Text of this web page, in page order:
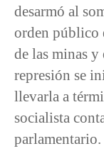
desarmó al
orden público
de las minas y
represión se
llevarla a
socialista